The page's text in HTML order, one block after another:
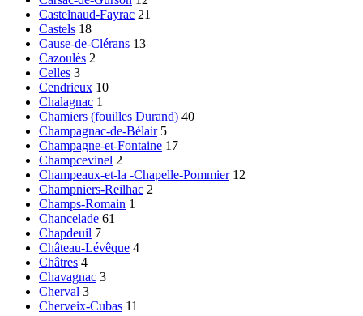
Castelnaud-Fayrac 21
Castels 18
Cause-de-Clérans 13
Cazoulès 2
Celles 3
Cendrieux 10
Chalagnac 1
Chamiers (fouilles Durand) 40
Champagnac-de-Bélair 5
Champagne-et-Fontaine 17
Champcevinel 2
Champeaux-et-la -Chapelle-Pommier 12
Champniers-Reilhac 2
Champs-Romain 1
Chancelade 61
Chapdeuil 7
Château-Lévêque 4
Châtres 4
Chavagnac 3
Cherval 3
Cherveix-Cubas 11